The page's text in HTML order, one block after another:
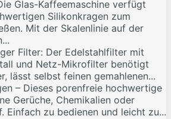
Glas-Kaffeemaschine verfügt
Silikonkragen zum
Mit der Skalenlinie auf der
Filter: Der Edelstahlfilter mit
und Netz-Mikrofilter benötigt
lässt selbst feinen gemahlenen...
– Dieses porenfreie hochwertige
Gerüche, Chemikalien oder
Einfach zu bedienen und leicht zu...